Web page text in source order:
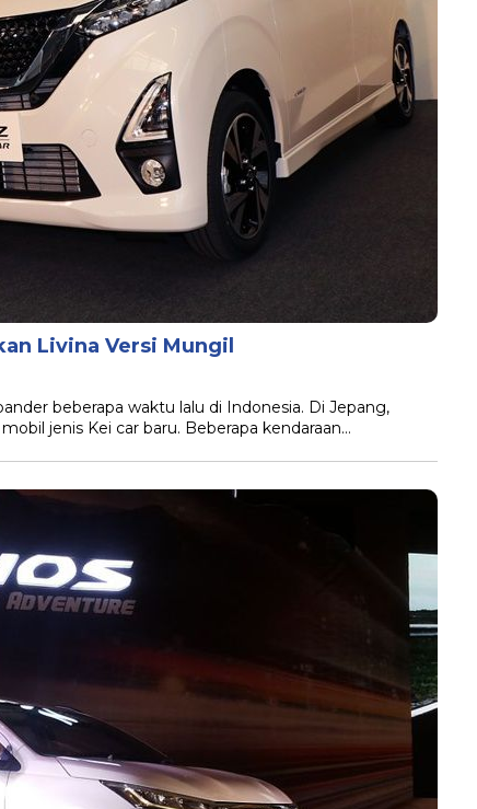
Livina Versi Mungil
beberapa waktu lalu di Indonesia. Di Jepang,
jenis Kei car baru. Beberapa kendaraan…